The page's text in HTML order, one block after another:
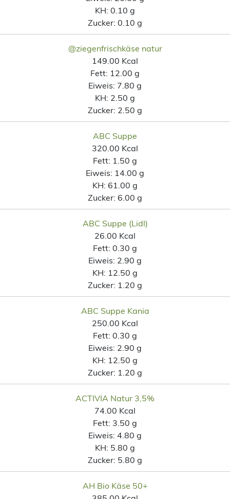
KH: 0.10 g
Zucker: 0.10 g
@ziegenfrischkäse natur
149.00 Kcal
Fett: 12.00 g
Eiweis: 7.80 g
KH: 2.50 g
Zucker: 2.50 g
ABC Suppe
320.00 Kcal
Fett: 1.50 g
Eiweis: 14.00 g
KH: 61.00 g
Zucker: 6.00 g
ABC Suppe (Lidl)
26.00 Kcal
Fett: 0.30 g
Eiweis: 2.90 g
KH: 12.50 g
Zucker: 1.20 g
ABC Suppe Kania
250.00 Kcal
Fett: 0.30 g
Eiweis: 2.90 g
KH: 12.50 g
Zucker: 1.20 g
ACTIVIA Natur 3,5%
74.00 Kcal
Fett: 3.50 g
Eiweis: 4.80 g
KH: 5.80 g
Zucker: 5.80 g
AH Bio Käse 50+